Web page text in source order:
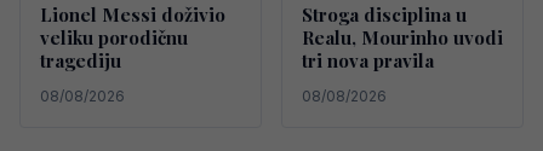
Lionel Messi doživio
veliku porodičnu
tragediju
08/08/2026
Stroga disciplina u
Realu, Mourinho uvodi
tri nova pravila
08/08/2026